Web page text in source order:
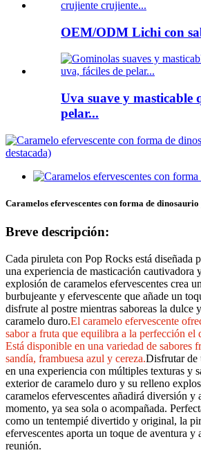
OEM/ODM Lichi con
Uva suave y masticable
pelar...
Caramelos efervescentes con forma de
Breve descripción:
Cada piruleta con Pop Rocks está diseñada
una experiencia de masticación cautivadora
explosión de caramelos efervescentes crea
burbujeante y efervescente que añade un
disfrute al postre mientras saboreas la dulce
caramelo duro.El caramelo efervescente
sabor a fruta que equilibra a la perfección el
Está disponible en una variedad de sabores
sandía, frambuesa azul y cereza.Disfrutar de
en una experiencia con múltiples texturas y
exterior de caramelo duro y su relleno
caramelos efervescentes añadirá diversión y
momento, ya sea sola o acompañada.
como un tentempié divertido y original, la
efervescentes aporta un toque de aventura y
reunión.